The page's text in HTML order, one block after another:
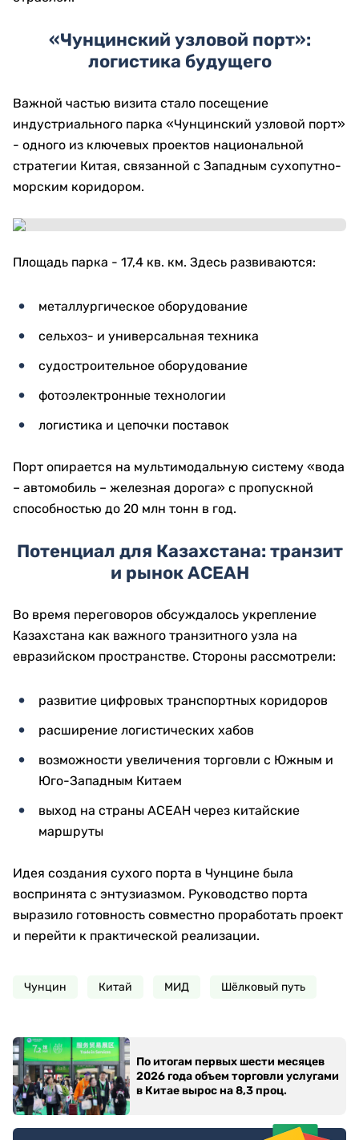
«Чунцинский узловой порт»:
логистика будущего
Важной частью визита стало посещение
индустриального парка «Чунцинский узловой порт»
- одного из ключевых проектов национальной
стратегии Китая, связанной с Западным сухопутно-
морским коридором.
Площадь парка - 17,4 кв. км. Здесь развиваются:
металлургическое оборудование
сельхоз- и универсальная техника
судостроительное оборудование
фотoэлектронные технологии
логистика и цепочки поставок
Порт опирается на мультимодальную систему «вода
– автомобиль – железная дорога» с пропускной
способностью до 20 млн тонн в год.
Потенциал для Казахстана: транзит
и рынок АСЕАН
Во время переговоров обсуждалось укрепление
Казахстана как важного транзитного узла на
евразийском пространстве. Стороны рассмотрели:
развитие цифровых транспортных коридоров
расширение логистических хабов
возможности увеличения торговли с Южным и
Юго-Западным Китаем
выход на страны АСЕАН через китайские
маршруты
Идея создания сухого порта в Чунцине была
воспринята с энтузиазмом. Руководство порта
выразило готовность совместно проработать проект
и перейти к практической реализации.
Чунцин Китай МИД Шёлковый путь
По итогам первых шести месяцев
2026 года объем торговли услугами
в Китае вырос на 8,3 проц.